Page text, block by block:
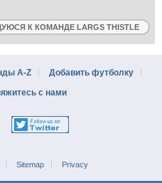
К КОМАНДЕ LARGS THISTLE
A-Z
Добавить футболку
с нами
Sitemap Privacy